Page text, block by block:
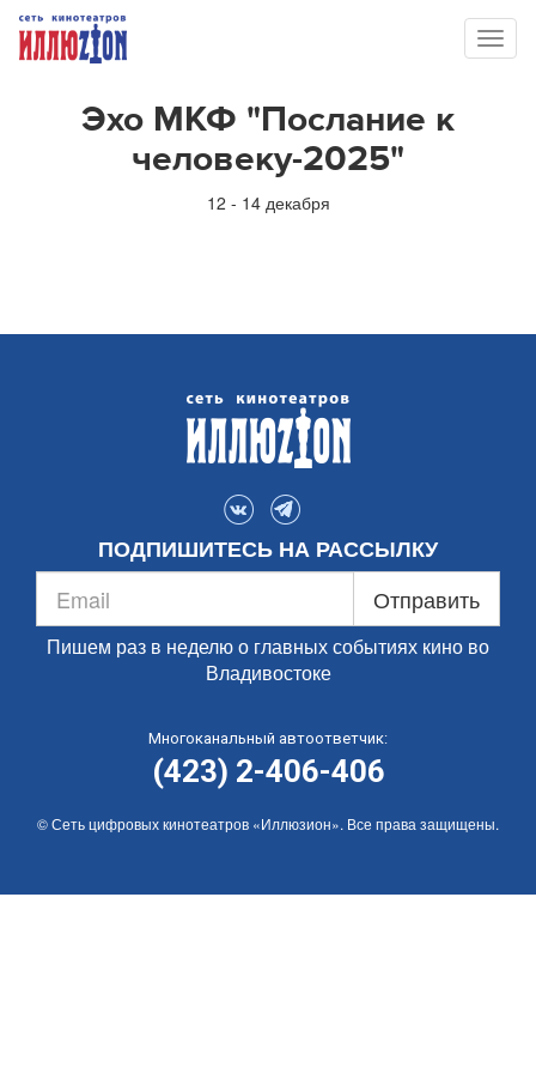
Эхо МКФ "Послание к
человеку-2025"
12 - 14 декабря
ПОДПИШИТЕСЬ НА РАССЫЛКУ
Отправить
Пишем раз в неделю о главных событиях кино во
Владивостоке
Многоканальный автоответчик:
(423) 2-406-406
© Сеть цифровых кинотеатров «Иллюзион». Все права защищены.